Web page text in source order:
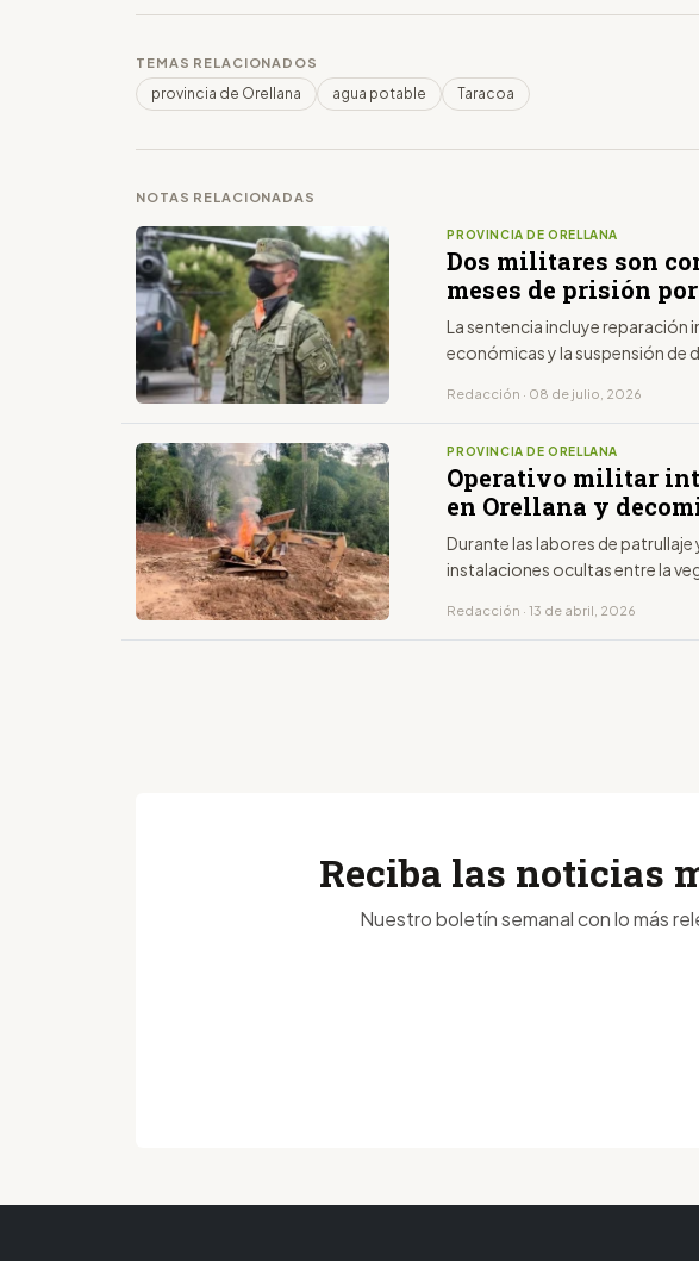
TEMAS RELACIONADOS
provincia de Orellana agua potable Taracoa
NOTAS RELACIONADAS
PROVINCIA DE ORELLANA
Dos militares son
meses de prisión
La sentencia incluye reparación
económicas y la suspensión de
Redacción · 08 de julio, 2026
PROVINCIA DE ORELLANA
Operativo militar
en Orellana y
Durante las labores de
instalaciones ocultas entre la
Redacción · 13 de abril, 2026
Reciba las noticias
Nuestro boletín semanal con lo más